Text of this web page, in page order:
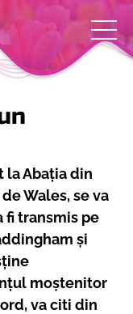
la Abaţia din
Wales, se va
fi transmis pe
și
moştenitor
va citi din